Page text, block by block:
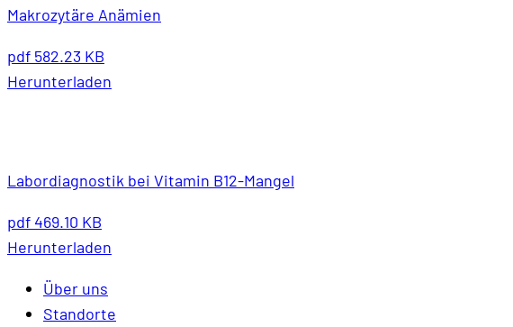
Makrozytäre Anämien
pdf 582.23 KB
Herunterladen
Labordiagnostik bei Vitamin B12-Mangel
pdf469.10 KB
Herunterladen
Über uns
Standorte